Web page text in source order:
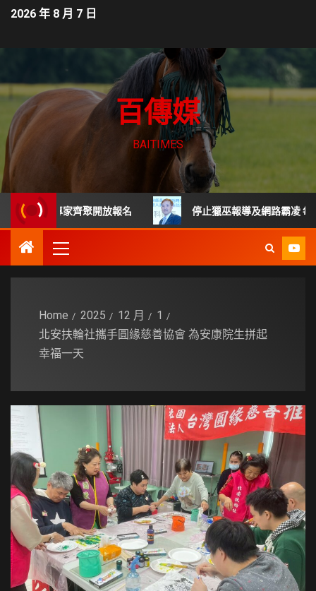
2026 年 8 月 7 日
百傳媒
BAITIMES
尖專家齊聚開放報名 停止獵巫報導及網路霸凌 每起詐騙
Home 2025 12 月
1
北安扶輪社攜手圓緣慈善協會 為安康院生拼起
幸福一天